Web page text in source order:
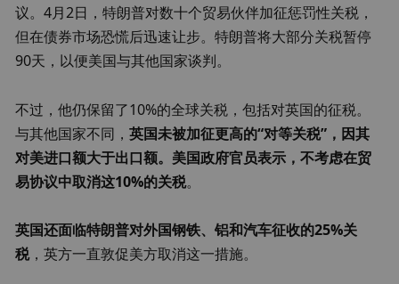
议。4月2日，特朗普对数十个贸易伙伴加征惩罚性关税，
但在债券市场恐慌后迅速让步。特朗普将大部分关税暂停
90天，以便美国与其他国家谈判。
不过，他仍保留了10%的全球关税，包括对英国的征税。
与其他国家不同，英国未被加征更高的“对等关税”，因其
对美进口额大于出口额。 美国政府官员表示，不考虑在贸
易协议中取消这10%的关税。
英国还面临特朗普对外国钢铁、铝和汽车征收的25%关
税，英方一直敦促美方取消这一措施。